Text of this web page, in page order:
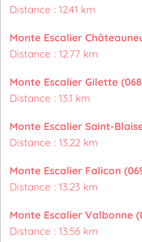
Distance : 12.41 km
Monte Escalier
Distance : 12.77 km
Monte Escalier Gilette
Distance : 13.1 km
Monte Escalier Saint-
Distance : 13.22 km
Monte Escalier Falicon
Distance : 13.23 km
Monte Escalier Valbonne
Distance : 13.56 km